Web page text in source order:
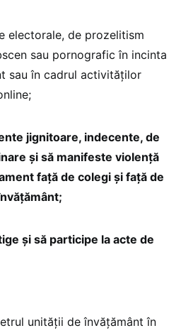
electorale, de prozelitism
sau pornografic în incinta
sau în cadrul activităților
jignitoare, indecente, de
și să manifeste violență
față de colegi și față de
și să participe la acte de
unității de învățământ în